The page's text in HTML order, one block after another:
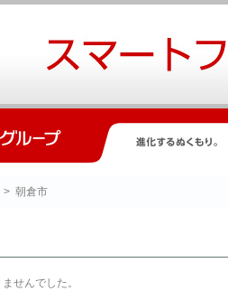
> 朝倉市
せんでした。